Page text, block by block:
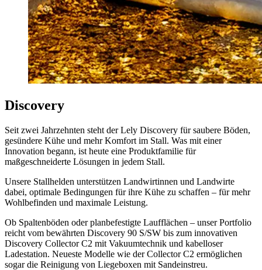
Discovery
Seit zwei Jahrzehnten steht der Lely Discovery für saubere Böden,
gesündere Kühe und mehr Komfort im Stall. Was mit einer
Innovation begann, ist heute eine Produktfamilie für
maßgeschneiderte Lösungen in jedem Stall.
Unsere Stallhelden unterstützen Landwirtinnen und Landwirte
dabei, optimale Bedingungen für ihre Kühe zu schaffen – für mehr
Wohlbefinden und maximale Leistung.
Ob Spaltenböden oder planbefestigte Laufflächen – unser Portfolio
reicht vom bewährten Discovery 90 S/SW bis zum innovativen
Discovery Collector C2 mit Vakuumtechnik und kabelloser
Ladestation. Neueste Modelle wie der Collector C2 ermöglichen
sogar die Reinigung von Liegeboxen mit Sandeinstreu.